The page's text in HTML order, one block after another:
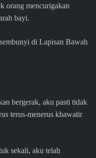
orang mencurigakan
bayi.
di Lapisan Bawah
bergerak, aku pasti tidak
terus-menerus khawatir
sekali, aku telah